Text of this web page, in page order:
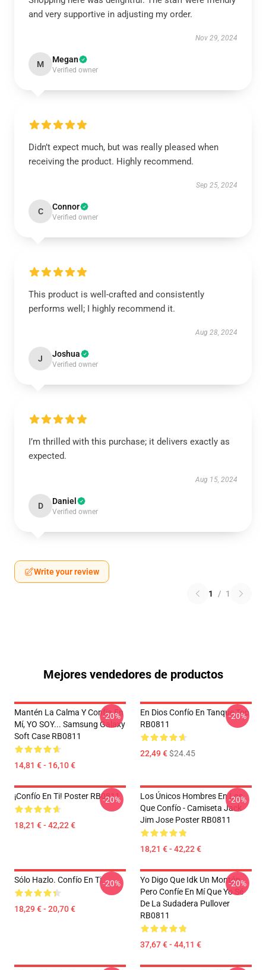
and very supportive in adjusting my order.
Nov 29, 2024
M Megan
Verified owner
Didn’t expect much, but was really pleased when
receiving the product. Highly recommend.
Sep 25, 2024
C Connor
Verified owner
This product is well-crafted and consistently
performs well; I highly recommend it.
Aug 28, 2024
J Joshua
Verified owner
I’m thrilled with this purchase; it delivers exactly as
expected.
Aug 15, 2024
D Daniel
Verified owner
Write your review
1 / 1
Mejores vendedores de productos
Mantén La Calma Y Confía En
Mí, YO SOY... Samsung Galaxy
Soft Case RB0811
14,81 € - 16,10 €
-20%
En Dios Confío En Tanque Top
RB0811
22,49 €$24.45
-20%
¡Confío En Ti! Poster RB0811
18,21 € - 42,22 €
-20%
Los Únicos Hombres En Los
Que Confío - Camiseta Jack
Jim Jose Poster RB0811
18,21 € - 42,22 €
-20%
Sólo Hazlo. Confío En Ti.
18,29 € - 20,70 €
-20%
Yo Digo Que Idk Un Montón
Pero Confíe En Mí Que Yo Sé
De La Sudadera Pullover
RB0811
37,67 € - 44,11 €
-20%